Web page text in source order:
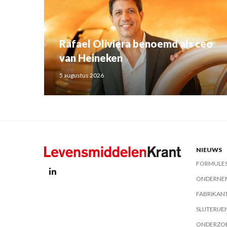
Rafael Oliviera benoemd als ceo
van Heineken
5 augustus 2026
NIEUWS